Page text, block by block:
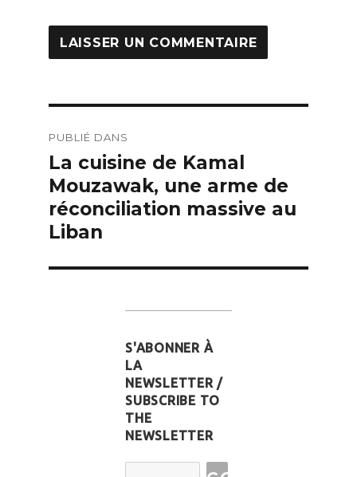
de
l’article
PUBLIÉ DANS
La cuisine de Kamal
Mouzawak, une arme de
réconciliation massive au
Liban
S'ABONNER À
LA
NEWSLETTER /
SUBSCRIBE TO
THE
NEWSLETTER
Email